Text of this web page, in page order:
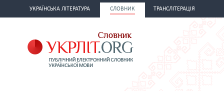
УКРАЇНСЬКА ЛІТЕРАТУРА СЛОВНИК ТРАНСЛІТЕРАЦІЯ